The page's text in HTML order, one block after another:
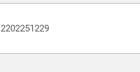
2202251229